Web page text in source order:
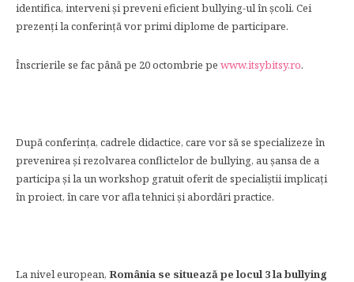
identifica, interveni şi preveni eficient bullying-ul în şcoli. Cei
prezenţi la conferinţă vor primi diplome de participare.
Înscrierile se fac până pe 20 octombrie pe www.itsybitsy.ro.
După conferinţa, cadrele didactice, care vor să se specializeze în
prevenirea şi rezolvarea conflictelor de bullying, au şansa de a
participa şi la un workshop gratuit oferit de specialiştii implicaţi
în proiect, în care vor afla tehnici şi abordări practice.
La nivel european, România se situează pe locul 3 la bullying